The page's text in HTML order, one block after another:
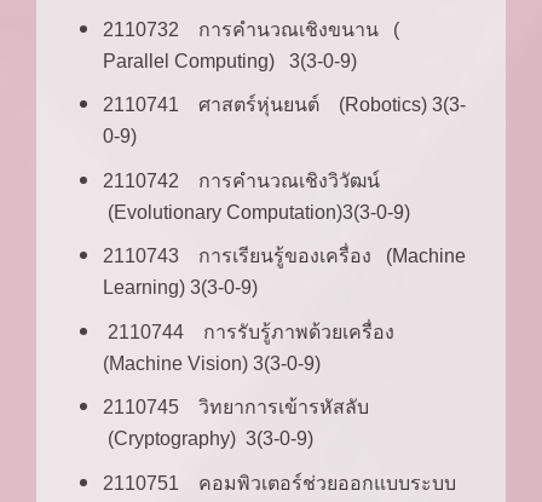
2110732 การคำนวณเชิงขนาน (
Parallel Computing) 3(3-0-9)
2110741 ศาสตร์หุ่นยนต์ (Robotics) 3(3-
0-9)
2110742 การคำนวณเชิงวิวัฒน์
(Evolutionary Computation)3(3-0-9)
2110743 การเรียนรู้ของเครื่อง (Machine
Learning) 3(3-0-9)
2110744 การรับรู้ภาพด้วยเครื่อง
(Machine Vision) 3(3-0-9)
2110745 วิทยาการเข้ารหัสลับ
(Cryptography) 3(3-0-9)
2110751 คอมพิวเตอร์ช่วยออกแบบระบบ